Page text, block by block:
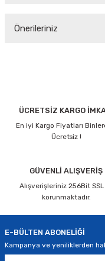
Önerileriniz
Görüş ve önerileriniz
Ürün resmi kalitesiz,
Ürün bilgilerinde
Ürün fiyatı diğer
ÜCRETSİZ KARGO
En iyi Kargo Fiyatları
Ücretsiz !
GÜVENLİ ALIŞVERİŞ
Alışverişleriniz 256Bit
korunmaktadır.
E-BÜLTEN ABONELİĞİ
Kampanya ve yeniliklerden